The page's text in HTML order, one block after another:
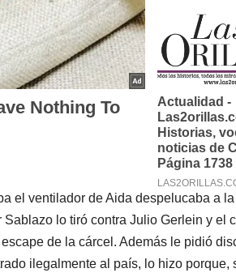
el ventilador de Aida despelucaba a
lo tiró contra Julio Gerlein y el
de la cárcel. Además le pidió
ilegalmente al país, lo hizo porque,